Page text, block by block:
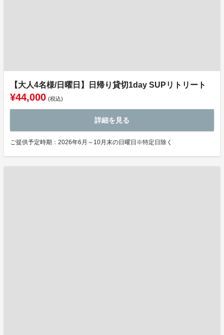
【大人4名様/日曜日】日帰り貸切1day SUPリトリート
¥44,000 (税込)
詳細を見る
ご提供予定時期：2026年6月～10月末の日曜日※特定日除く